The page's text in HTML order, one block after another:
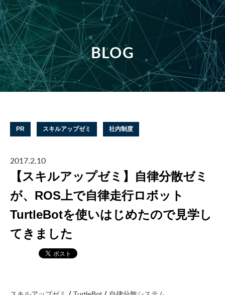
BLOG
PR スキルアップゼミ 社内制度
2017.2.10
【スキルアップゼミ】自律分散ゼミ
が、ROS上で自律走行ロボット
TurtleBotを使いはじめたので見学し
てきました